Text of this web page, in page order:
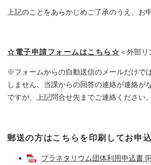
上記のことをあらかじめご了承のうえ、お
☆電子申請フォームはこちら☆ ＜外部リ
※フォームからの自動送信のメールだけで
しません。当課からの回答の連絡が連絡が
ですが、上記問合せ先までご連絡ください。
郵送の方はこちらを印刷してお申
プラネタリウム団体利用申込書